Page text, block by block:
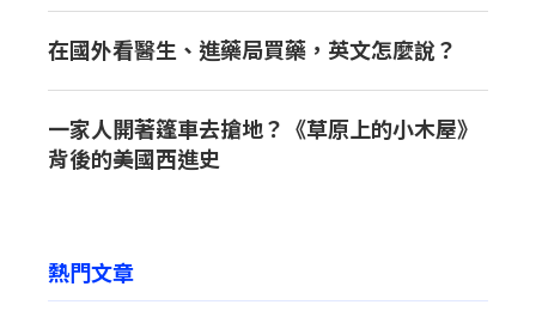
在國外看醫生、進藥局買藥，英文怎麼說？
一家人開著篷車去搶地？《草原上的小木屋》
背後的美國西進史
熱門文章